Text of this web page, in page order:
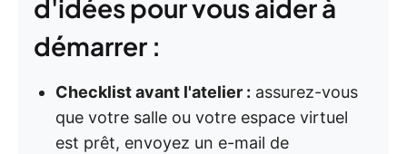
d'idées pour vous aider à
démarrer :
Checklist avant l'atelier : assurez-vous
que votre salle ou votre espace virtuel
est prêt, envoyez un e-mail de